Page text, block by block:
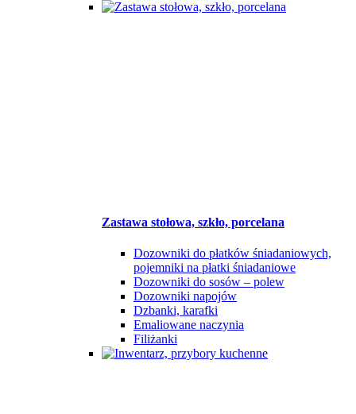
Zastawa stołowa, szkło, porcelana
Dozowniki do płatków śniadaniowych,
pojemniki na płatki śniadaniowe
Dozowniki do sosów – polew
Dozowniki napojów
Dzbanki, karafki
Emaliowane naczynia
Filiżanki